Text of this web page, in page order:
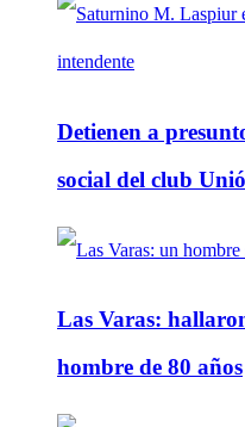
Detienen a
social del club
Las Varas:
hombre de 80 años